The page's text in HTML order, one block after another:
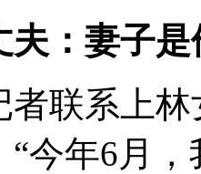
：妻子是
系上林
“今年6月